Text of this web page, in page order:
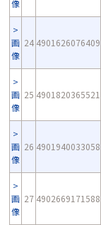
像
画
像
24 4901626076409
画
像
25 4901820365521
画
像
26 4901940033058
画
像
27 4902669171588